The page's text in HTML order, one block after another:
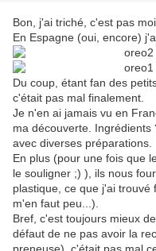
Bon, j'ai triché, c'est pas
En Espagne (oui, encore)
Du coup, étant fan des
c'était pas mal finalement.
Je n'en ai jamais vu en
ma découverte.
avec diverses préparations.
En plus (pour une fois que
le souligner ;) ), ils nous
plastique, ce que j'ai
m'en faut peu...).
Bref, c'est toujours mieux
défaut de ne pas avoir la